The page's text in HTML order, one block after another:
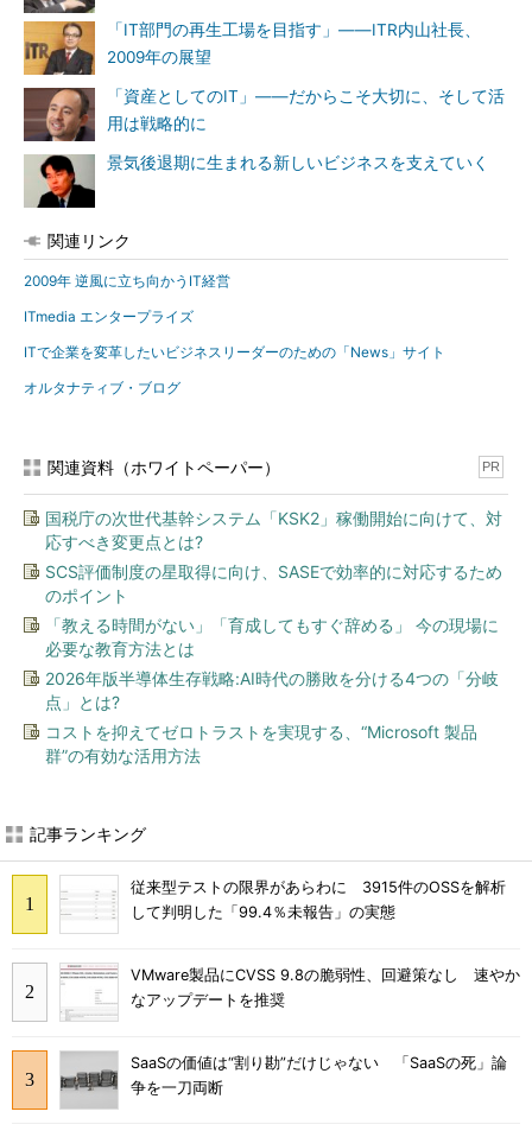
「IT部門の再生工場を目指す」――ITR内山社長、
2009年の展望
「資産としてのIT」――だからこそ大切に、そして活
用は戦略的に
景気後退期に生まれる新しいビジネスを支えていく
関連リンク
2009年 逆風に立ち向かうIT経営
ITmedia エンタープライズ
ITで企業を変革したいビジネスリーダーのための「News」サイト
オルタナティブ・ブログ
関連資料（ホワイトペーパー） PR
国税庁の次世代基幹システム「KSK2」稼働開始に向けて、対
応すべき変更点とは?
SCS評価制度の星取得に向け、SASEで効率的に対応するため
のポイント
「教える時間がない」「育成してもすぐ辞める」 今の現場に
必要な教育方法とは
2026年版半導体生存戦略:AI時代の勝敗を分ける4つの「分岐
点」とは?
コストを抑えてゼロトラストを実現する、“Microsoft 製品
群”の有効な活用方法
記事ランキング
従来型テストの限界があらわに 3915件のOSSを解析
して判明した「99.4％未報告」の実態
VMware製品にCVSS 9.8の脆弱性、回避策なし 速やか
なアップデートを推奨
SaaSの価値は“割り勘”だけじゃない 「SaaSの死」論
争を一刀両断